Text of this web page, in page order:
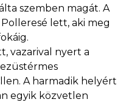
szemben magát. A
lett, aki meg
vazarival nyert a
A harmadik helyért
egyik közvetlen